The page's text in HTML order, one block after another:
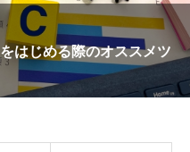
はじめる際のオススメツ